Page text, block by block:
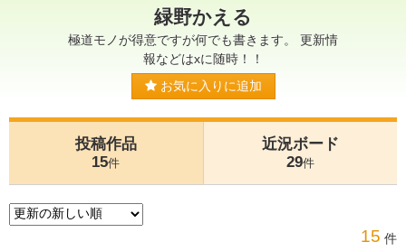
緑野かえる
極道モノが得意ですが何でも書きます。 更新情
報などはxに随時！！
お気に入りに追加
投稿作品
15件
近況ボード
29件
15 件